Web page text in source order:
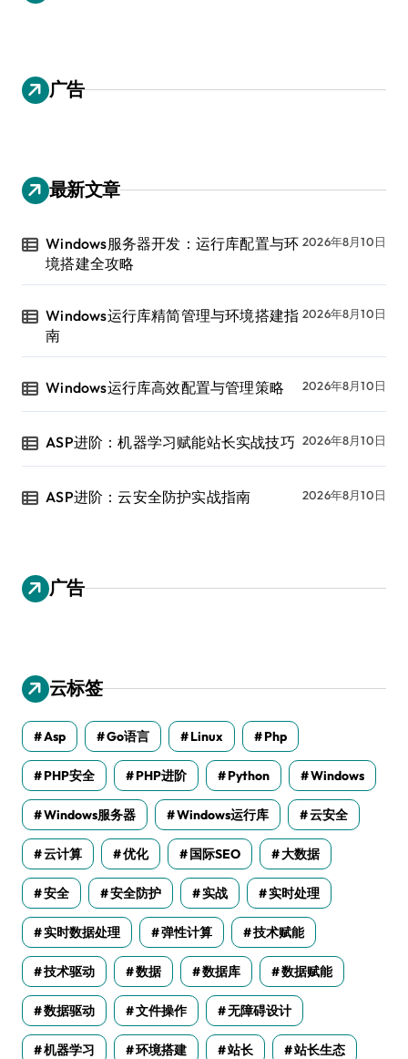
广告
最新文章
Windows服务器开发：运行库配置与环
境搭建全攻略
2026年8月10日
Windows运行库精简管理与环境搭建指
南
2026年8月10日
Windows运行库高效配置与管理策略 2026年8月10日
ASP进阶：机器学习赋能站长实战技巧 2026年8月10日
ASP进阶：云安全防护实战指南 2026年8月10日
广告
云标签
Asp Go语言 Linux Php
PHP安全 PHP进阶 Python Windows
Windows服务器 Windows运行库 云安全
云计算 优化 国际SEO 大数据
安全 安全防护 实战 实时处理
实时数据处理 弹性计算 技术赋能
技术驱动 数据 数据库 数据赋能
数据驱动 文件操作 无障碍设计
机器学习 环境搭建 站长 站长生态